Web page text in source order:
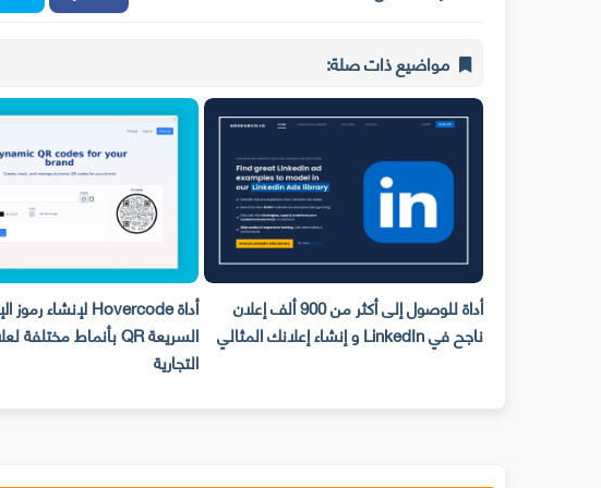
مواضيع ذات صلة:
أداة للوصول إلى أكثر من 900 ألف إعلان أداة Hovercode لإنشاء رموز الإستجابة
السريعة QR بأنماط مختلفة لعلامتك
تعلم لغات
ملحق Toucan